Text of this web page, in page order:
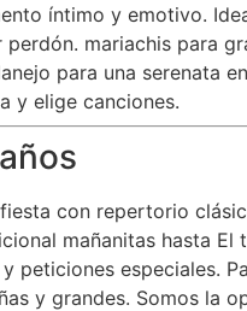
íntimo y emotivo.
mariachis para
para una serenata
y elige canciones.
con repertorio
mañanitas hasta El
peticiones especiales.
y grandes. Somos la